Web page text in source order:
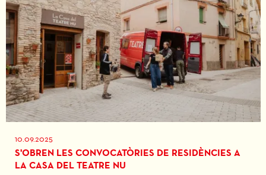
10.09.2025
S'OBREN LES CONVOCATÒRIES DE RESIDÈNCIES A
LA CASA DEL TEATRE NU